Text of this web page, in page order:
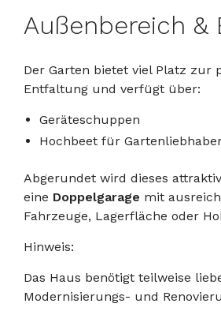
Außenbereich &
Der Garten bietet viel Platz zur
Entfaltung und verfügt über:
Geräteschuppen
Hochbeet für
Abgerundet wird dieses
eine Doppelgarage mit
Fahrzeuge, Lagerfläche oder
Hinweis:
Das Haus benötigt teilweise
Modernisierungs- und